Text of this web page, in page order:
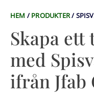
HEM /PRODUKTER/
Skapa ett
med
ifrån Jfab